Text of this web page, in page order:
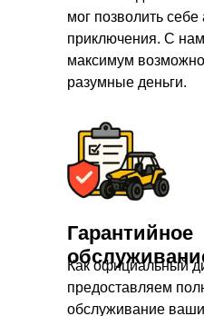
Гарантийное
Как официальный
предоставляем
обслуживание
мог позволить
приключения. С
максимум
разумные деньги.